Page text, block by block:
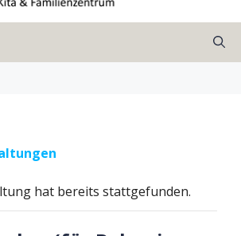
hat bereits stattgefunden.